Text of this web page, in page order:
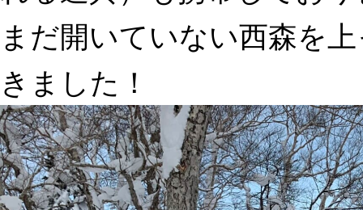
まだ開いていない西森を
きました！